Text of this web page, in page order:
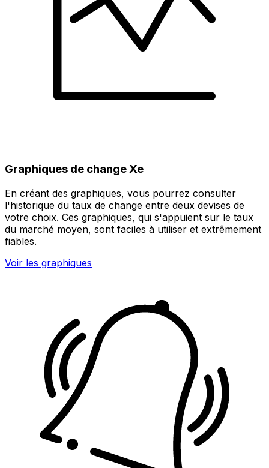
Graphiques de change Xe
En créant des graphiques, vous pourrez consulter
l'historique du taux de change entre deux devises de
votre choix. Ces graphiques, qui s'appuient sur le taux
du marché moyen, sont faciles à utiliser et extrêmement
fiables.
Voir les graphiques